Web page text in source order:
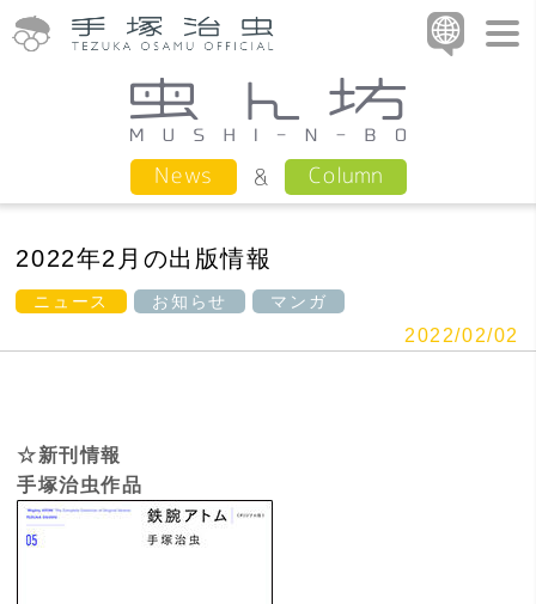
News Column
2022年2月の出版情報
ニュース お知らせ マンガ
2022/02/02
☆新刊情報
手塚治虫作品